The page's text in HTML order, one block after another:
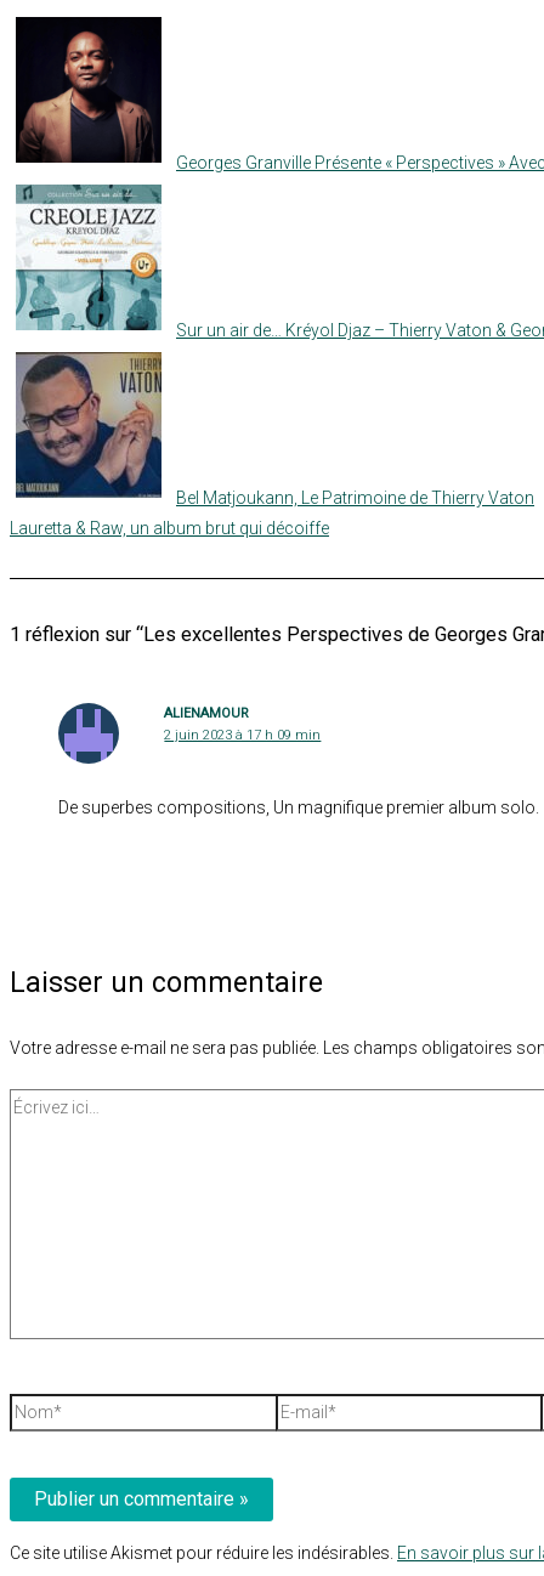
Georges Granville Présente « Perspectives »
Sur un air de… Kréyol Djaz – Thierry Vaton &
Bel Matjoukann, Le Patrimoine de Thierry Vaton
Lauretta & Raw, un album brut qui décoiffe
1 réflexion sur “Les excellentes Perspectives de Georges
ALIENAMOUR
2 juin 2023 à 17 h 09 min
De superbes compositions, Un magnifique premier album solo.
Laisser un commentaire
Votre adresse e-mail ne sera pas publiée. Les champs obligatoires
Écrivez
Nom*
E-
mail*
Ce site utilise Akismet pour réduire les indésirables. En savoir plus sur